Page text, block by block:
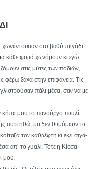
χωνόντουσαν στο βαθύ πηγάδι
κάθε φορά χωνόμουν κι εγώ
στις μύτες των ποδιών,
ξανά στην επιφάνεια. Τις
πάλι μέσα, σαν να με
κήπο μου το πανούργο πουλί
συστηθώ, μα δεν θυμόμουν το
τον καθρέφτη κι εκεί σιγά-
απ’ το γυαλί. Τότε η Κίσσα
μου.